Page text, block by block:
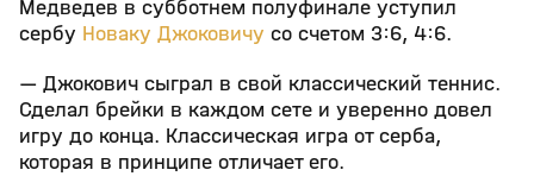
Медведев в субботнем полуфинале уступил
сербу Новаку Джоковичу со счетом 3:6, 4:6.
— Джокович сыграл в свой классический теннис.
Сделал брейки в каждом сете и уверенно довел
игру до конца. Классическая игра от серба,
которая в принципе отличает его.